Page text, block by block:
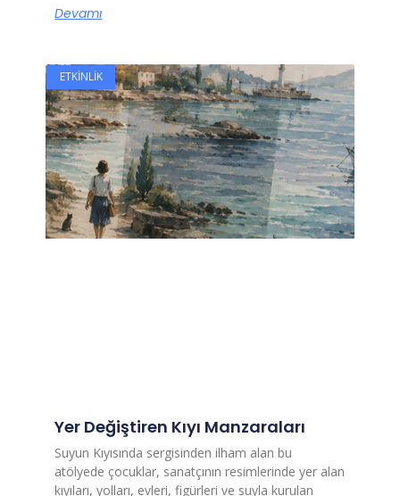
Devamı
ETKINLIK
Yer Değiştiren Kıyı Manzaraları
Suyun Kıyısında sergisinden ilham alan bu
atölyede çocuklar, sanatçının resimlerinde yer alan
kıyıları, yolları, evleri, figürleri ve suyla kurulan